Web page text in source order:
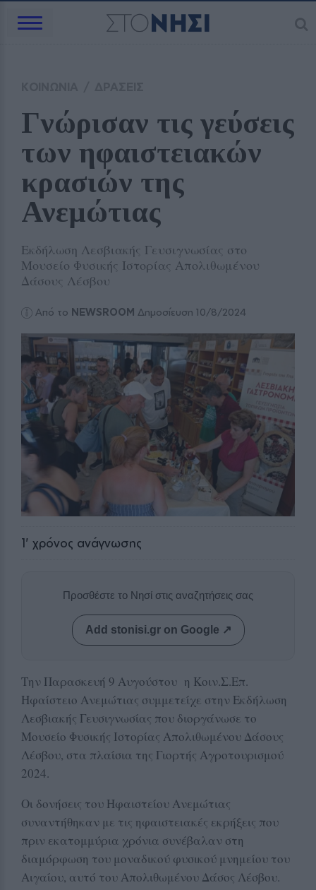
Γνώρισαν τις γεύσεις
των ηφαιστειακών
κρασιών της
Ανεμώτιας
Εκδήλωση Λεσβιακής Γευσιγνωσίας στο
Μουσείο Φυσικής Ιστορίας Απολιθωμένου
Δάσους Λέσβου
Από το NEWSROOM Δημοσίευση 10/8/2024
1' χρόνος ανάγνωσης
Προσθέστε το Νησί στις αναζητήσεις σας
Add stonisi.gr on Google ↗
Την Παρασκευή 9 Αυγούστου η Κοιν.Σ.Επ.
Ηφαίστειο Ανεμώτιας συμμετείχε στην Εκδήλωση
Λεσβιακής Γευσιγνωσίας που διοργάνωσε το
Μουσείο Φυσικής Ιστορίας Απολιθωμένου Δάσους
Λέσβου, στα πλαίσια της Γιορτής Αγροτουρισμού
2024.
Οι δονήσεις του Ηφαιστείου Ανεμώτιας
συναντήθηκαν με τις ηφαιστειακές εκρήξεις που
πριν εκατομμύρια χρόνια συνέβαλαν στη
διαμόρφωση του μοναδικού φυσικού μνημείου του
Αιγαίου, αυτό του Απολιθωμένου Δάσος Λέσβου.